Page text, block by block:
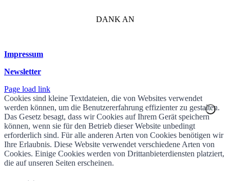
DANK AN
Impressum
Newsletter
Page load link
Cookies sind kleine Textdateien, die von Websites verwendet
werden können, um die Benutzererfahrung effizienter zu gestalten.
Das Gesetz besagt, dass wir Cookies auf Ihrem Gerät speichern
können, wenn sie für den Betrieb dieser Website unbedingt
erforderlich sind. Für alle anderen Arten von Cookies benötigen wir
Ihre Erlaubnis. Diese Website verwendet verschiedene Arten von
Cookies. Einige Cookies werden von Drittanbieterdiensten platziert,
die auf unseren Seiten erscheinen.